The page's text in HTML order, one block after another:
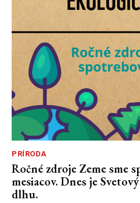
PRÍRODA
Ročné zdroje Zeme sme
mesiacov. Dnes je
dlhu.